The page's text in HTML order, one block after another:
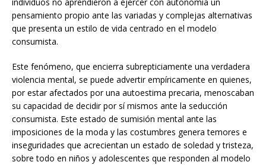
pensamiento propio ante las variadas y complejas alternativas
que presenta un estilo de vida centrado en el modelo
consumista.
Este fenómeno, que encierra subrepticiamente una verdadera
violencia mental, se puede advertir empíricamente en quienes,
por estar afectados por una autoestima precaria, menoscaban
su capacidad de decidir por sí mismos ante la seducción
consumista. Este estado de sumisión mental ante las
imposiciones de la moda y las costumbres genera temores e
inseguridades que acrecientan un estado de soledad y tristeza,
sobre todo en niños y adolescentes que responden al modelo